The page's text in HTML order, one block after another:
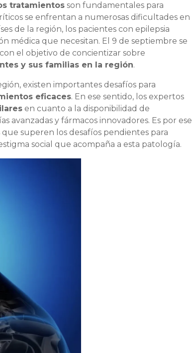
tratamientos son fundamentales para
se enfrentan a numerosas dificultades en
de la región, los pacientes con epilepsia
médica que necesitan. El 9 de septiembre se
el objetivo de concientizar sobre
y sus familias en la región.
existen importantes desafíos para
eficaces. En ese sentido, los expertos
en cuanto a la disponibilidad de
avanzadas y fármacos innovadores. Es por ese
superen los desafíos pendientes para
social que acompaña a esta patología.